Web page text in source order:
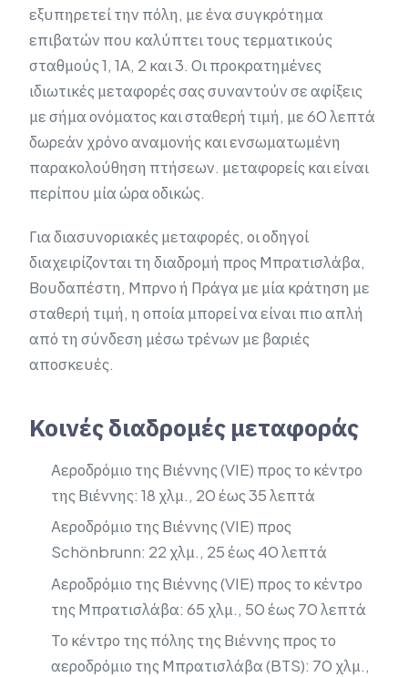
εξυπηρετεί την πόλη, με ένα συγκρότημα
επιβατών που καλύπτει τους τερματικούς
σταθμούς 1, 1A, 2 και 3. Οι προκρατημένες
ιδιωτικές μεταφορές σας συναντούν σε αφίξεις
με σήμα ονόματος και σταθερή τιμή, με 60 λεπτά
δωρεάν χρόνο αναμονής και ενσωματωμένη
παρακολούθηση πτήσεων. μεταφορείς και είναι
περίπου μία ώρα οδικώς.
Για διασυνοριακές μεταφορές, οι οδηγοί
διαχειρίζονται τη διαδρομή προς Μπρατισλάβα,
Βουδαπέστη, Μπρνο ή Πράγα με μία κράτηση με
σταθερή τιμή, η οποία μπορεί να είναι πιο απλή
από τη σύνδεση μέσω τρένων με βαριές
αποσκευές.
Κοινές διαδρομές μεταφοράς
Αεροδρόμιο της Βιέννης (VIE) προς το κέντρο
της Βιέννης: 18 χλμ., 20 έως 35 λεπτά
Αεροδρόμιο της Βιέννης (VIE) προς
Schönbrunn: 22 χλμ., 25 έως 40 λεπτά
Αεροδρόμιο της Βιέννης (VIE) προς το κέντρο
της Μπρατισλάβα: 65 χλμ., 50 έως 70 λεπτά
Το κέντρο της πόλης της Βιέννης προς το
αεροδρόμιο της Μπρατισλάβα (BTS): 70 χλμ.,